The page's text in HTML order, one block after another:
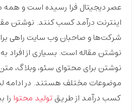
عصر دیجیتال فرا رسیده است و همه
اینترنت درآمد کسب کنند. نوشتن
شرکت‌ها و صاحبان وب سایت راهی
نوشتن مقاله است. بسیاری از افراد
نوشتن برای محتوای سئو، وبلاگ،
موضوعات مختلف هستند. در ادامه
کسب درآمد از طریقتولید محتوا را